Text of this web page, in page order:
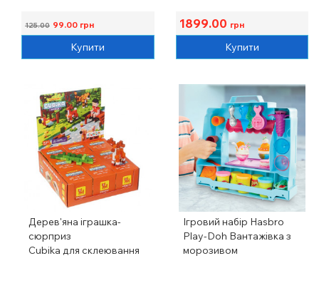
125.00 99.00 грн
Купити
1899.00 грн
Купити
Дерев'яна іграшка-
сюрприз
Cubika для склеювання
Ігровий набір Hasbro
Play-Doh Вантажівка з
морозивом